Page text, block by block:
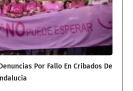
Por Fallo En Cribados De